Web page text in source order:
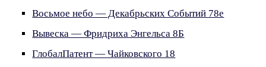
Восьмое небо — Декабрьских Событий 78е
Вывеска — Фридриха Энгельса 8Б
ГлобалПатент — Чайковского 18